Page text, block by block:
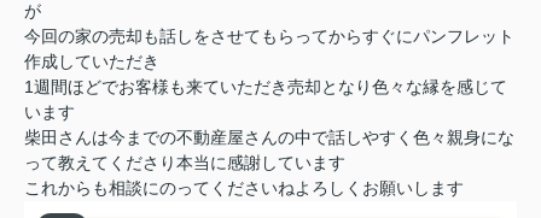
が
今回の家の売却も話しをさせてもらってからすぐにパンフレット
作成していただき
1週間ほどでお客様も来ていただき売却となり色々な縁を感じて
います
柴田さんは今までの不動産屋さんの中で話しやすく色々親身にな
って教えてくださり本当に感謝しています
これからも相談にのってくださいねよろしくお願いします